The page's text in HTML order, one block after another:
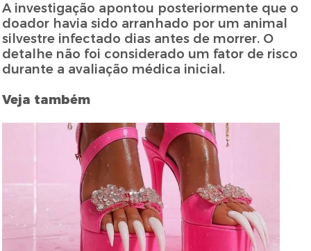
A investigação apontou posteriormente que o
doador havia sido arranhado por um animal
silvestre infectado dias antes de morrer. O
detalhe não foi considerado um fator de risco
durante a avaliação médica inicial.
Veja também